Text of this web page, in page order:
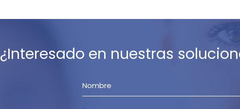
¿Interesado en nuestras